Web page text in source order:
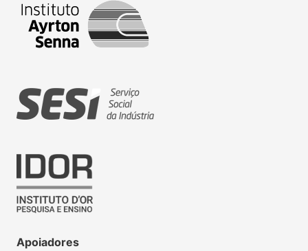
Apoiadores